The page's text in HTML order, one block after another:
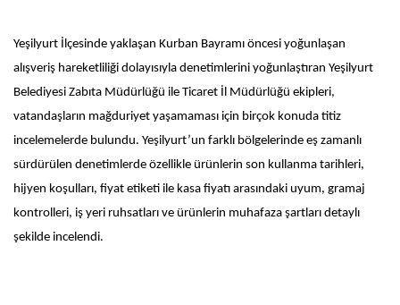
Yeşilyurt İlçesinde yaklaşan Kurban Bayramı öncesi yoğunlaşan
alışveriş hareketliliği dolayısıyla denetimlerini yoğunlaştıran Yeşilyurt
Belediyesi Zabıta Müdürlüğü ile Ticaret İl Müdürlüğü ekipleri,
vatandaşların mağduriyet yaşamaması için birçok konuda titiz
incelemelerde bulundu. Yeşilyurt’un farklı bölgelerinde eş zamanlı
sürdürülen denetimlerde özellikle ürünlerin son kullanma tarihleri,
hijyen koşulları, fiyat etiketi ile kasa fiyatı arasındaki uyum, gramaj
kontrolleri, iş yeri ruhsatları ve ürünlerin muhafaza şartları detaylı
şekilde incelendi.